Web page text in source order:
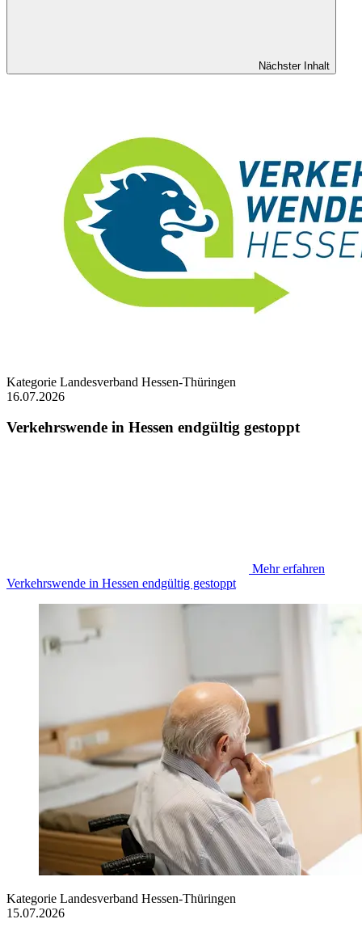
Nächster Inhalt
Kategorie Landesverband Hessen-Thüringen
16.07.2026
Verkehrswende in Hessen endgültig gestoppt
Mehr erfahren
Verkehrswende in Hessen endgültig gestoppt
Kategorie Landesverband Hessen-Thüringen
15.07.2026